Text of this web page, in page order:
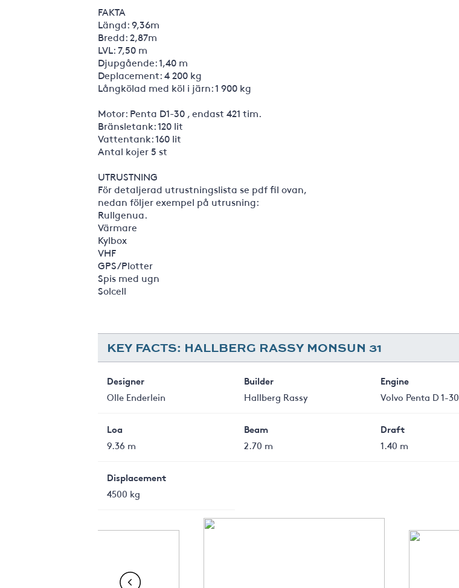
FAKTA
Längd: 9,36m
Bredd: 2,87m
LVL: 7,50 m
Djupgående: 1,40 m
Deplacement: 4 200 kg
Långkölad med köl i järn: 1 900 kg
Motor: Penta D1-30 , endast 421 tim.
Bränsletank: 120 lit
Vattentank: 160 lit
Antal kojer 5 st
UTRUSTNING
För detaljerad utrustningslista se pdf fil ovan,
nedan följer exempel på utrusning:
Rullgenua.
Värmare
Kylbox
VHF
GPS/Plotter
Spis med ugn
Solcell
KEY FACTS: HALLBERG RASSY MONSUN 31
Designer
Olle Enderlein
Builder
Hallberg Rassy
Engine
Volvo Penta D 1-30
Loa
9.36 m
Beam
2.70 m
Draft
1.40 m
Displacement
4500 kg